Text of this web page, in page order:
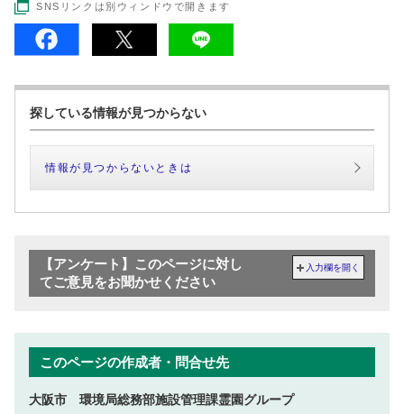
SNSリンクは別ウィンドウで開きます
探している情報が見つからない
情報が見つからないときは
【アンケート】このページに対し
てご意見をお聞かせください
入力欄を開く
このページの作成者・問合せ先
大阪市 環境局総務部施設管理課霊園グループ